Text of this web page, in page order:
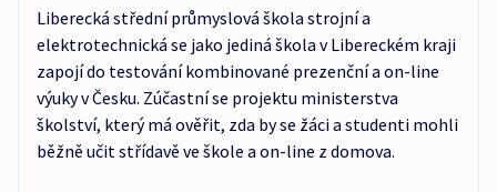
Liberecká střední průmyslová škola strojní a
elektrotechnická se jako jediná škola v Libereckém kraji
zapojí do testování kombinované prezenční a on-line
výuky v Česku. Zúčastní se projektu ministerstva
školství, který má ověřit, zda by se žáci a studenti mohli
běžně učit střídavě ve škole a on-line z domova.